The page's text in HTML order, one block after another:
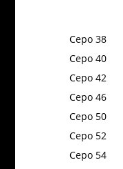
Cepo 38
Cepo 40
Cepo 42
Cepo 46
Cepo 50
Cepo 52
Cepo 54